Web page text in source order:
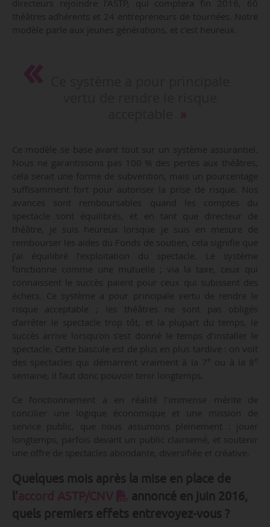
directeurs rejoindre l’ASTP, qui comptera fin 2016, 60
théâtres adhérents et 24 entrepreneurs de tournées. Notre
modèle parle aux jeunes générations, et c’est heureux.
Ce modèle se base avant tout sur un système assurantiel.
Nous ne garantissons pas 100 % des pertes aux théâtres,
cela serait une forme de subvention, mais un pourcentage
suffisamment fort pour autoriser la prise de risque. Nos
avances sont remboursables quand les comptes du
spectacle sont équilibrés, et en tant que directeur de
théâtre, je suis heureux lorsque je suis en mesure de
rembourser les aides du Fonds de soutien, cela signifie que
j’ai équilibré l’exploitation du spectacle. Le système
fonctionne comme une mutuelle ; via la taxe, ceux qui
connaissent le succès paient pour ceux qui subissent des
échecs. Ce système a pour principale vertu de rendre le
risque acceptable ; les théâtres ne sont pas obligés
d’arrêter le spectacle trop tôt, et la plupart du temps, le
succès arrive lorsqu’on s’est donné le temps d’installer le
spectacle. Cette bascule est de plus en plus tardive : on voit
des spectacles qui démarrent vraiment à la 7
ou à la 8
semaine, il faut donc pouvoir tenir longtemps.
Ce fonctionnement a en réalité l’immense mérite de
concilier une logique économique et une mission de
service public, que nous assumons pleinement : jouer
longtemps, parfois devant un public clairsemé, et soutenir
une offre de spectacles abondante, diversifiée et créative.
Quelques mois après la mise en place de
l’
annoncé en juin 2016,
quels premiers effets entrevoyez-vous ?